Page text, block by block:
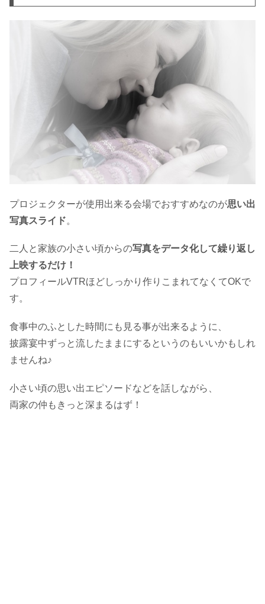
プロジェクターが使用出来る会場でおすすめなのが思い出
写真スライド。
二人と家族の小さい頃からの写真をデータ化して繰り返し
上映するだけ！
プロフィールVTRほどしっかり作りこまれてなくてOKで
す。
食事中のふとした時間にも見る事が出来るように、
披露宴中ずっと流したままにするというのもいいかもしれ
ませんね♪
小さい頃の思い出エピソードなどを話しながら、
両家の仲もきっと深まるはず！